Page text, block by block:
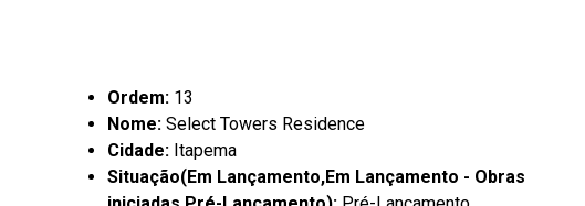
Ordem: 13
Nome: Select Towers Residence
Cidade: Itapema
Situação(Em Lançamento,Em Lançamento - Obras